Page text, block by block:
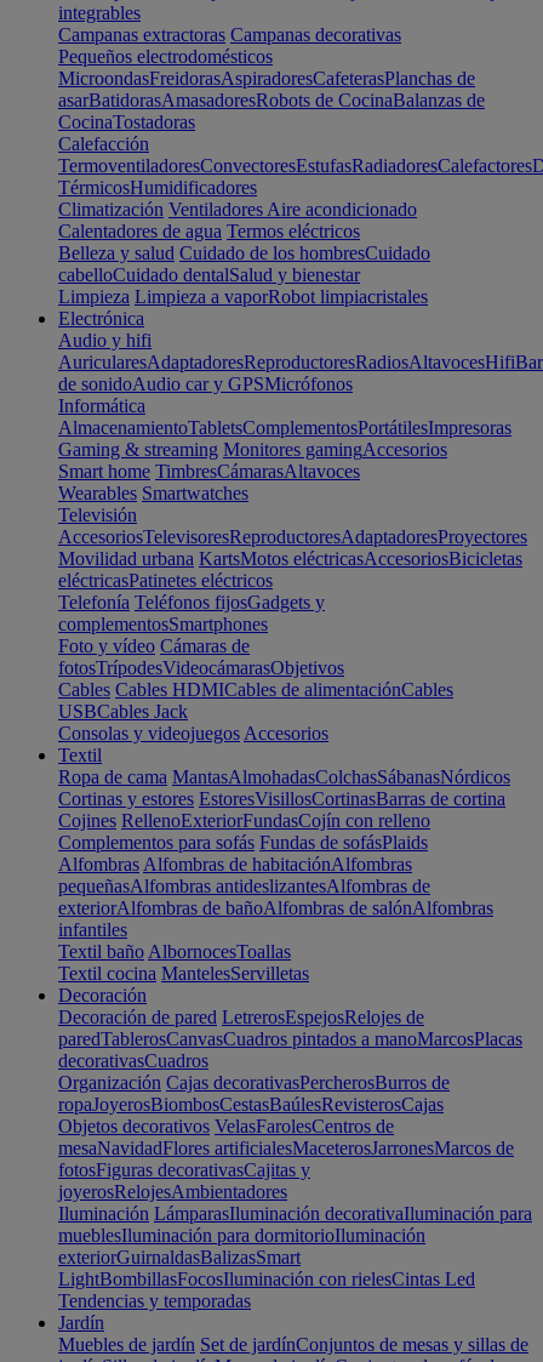
integrables
Campanas extractoras Campanas decorativas
Pequeños electrodomésticos
MicroondasFreidorasAspiradoresCafeterasPlanchas de
asarBatidorasAmasadoresRobots de CocinaBalanzas de
CocinaTostadoras
Calefacción
TermoventiladoresConvectoresEstufasRadiadoresCalefactores
TérmicosHumidificadores
Climatización Ventiladores Aire acondicionado
Calentadores de agua Termos eléctricos
Belleza y salud Cuidado de los hombresCuidado
cabelloCuidado dentalSalud y bienestar
Limpieza Limpieza a vaporRobot limpiacristales
Electrónica
Audio y hifi
AuricularesAdaptadoresReproductoresRadiosAltavocesHifi
de sonidoAudio car y GPSMicrófonos
Informática
AlmacenamientoTabletsComplementosPortátilesImpresoras
Gaming & streaming Monitores gamingAccesorios
Smart home TimbresCámarasAltavoces
Wearables Smartwatches
Televisión
AccesoriosTelevisoresReproductoresAdaptadoresProyectores
Movilidad urbana KartsMotos eléctricasAccesoriosBicicletas
eléctricasPatinetes eléctricos
Telefonía Teléfonos fijosGadgets y
complementosSmartphones
Foto y vídeo Cámaras de
fotosTrípodesVideocámarasObjetivos
Cables Cables HDMICables de alimentaciónCables
USBCables Jack
Consolas y videojuegos Accesorios
Textil
Ropa de cama MantasAlmohadasColchasSábanasNórdicos
Cortinas y estores EstoresVisillosCortinasBarras de cortina
Cojines RellenoExteriorFundasCojín con relleno
Complementos para sofás Fundas de sofásPlaids
Alfombras Alfombras de habitaciónAlfombras
pequeñasAlfombras antideslizantesAlfombras de
exteriorAlfombras de bañoAlfombras de salónAlfombras
infantiles
Textil baño AlbornocesToallas
Textil cocina MantelesServilletas
Decoración
Decoración de pared LetrerosEspejosRelojes de
paredTablerosCanvasCuadros pintados a manoMarcosPlacas
decorativasCuadros
Organización Cajas decorativasPercherosBurros de
ropaJoyerosBiombosCestasBaúlesRevisterosCajas
Objetos decorativos VelasFarolesCentros de
mesaNavidadFlores artificialesMaceterosJarronesMarcos de
fotosFiguras decorativasCajitas y
joyerosRelojesAmbientadores
Iluminación LámparasIluminación decorativaIluminación para
mueblesIluminación para dormitorioIluminación
exteriorGuirnaldasBalizasSmart
LightBombillasFocosIluminación con rielesCintas Led
Tendencias y temporadas
Jardín
Muebles de jardín Set de jardínConjuntos de mesas y sillas de